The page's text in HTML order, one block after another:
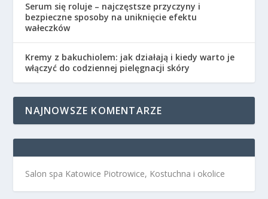
Serum się roluje – najczęstsze przyczyny i
bezpieczne sposoby na uniknięcie efektu
wałeczków
Kremy z bakuchiolem: jak działają i kiedy warto je
włączyć do codziennej pielęgnacji skóry
NAJNOWSZE KOMENTARZE
Salon spa Katowice Piotrowice, Kostuchna i okolice